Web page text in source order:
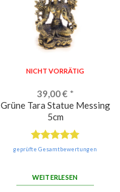
NICHT VORRÄTIG
39,00€ *
Grüne Tara Statue Messing
5cm
Bewertet
geprüfte Gesamtbewertungen
WEITERLESEN